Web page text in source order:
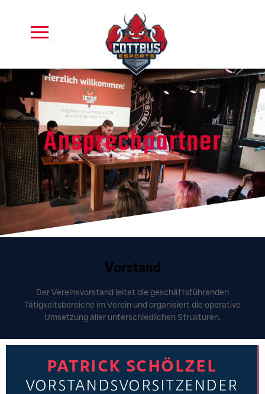
Ansprechpartner
Vorstand
Der Vereinsvorstand leitet die geschäftsführenden
Tätigkeitsbereiche im Verein und organisiert die operative
Umsetzung aller unterschiedlichen Strukturen.
PATRICK SCHÖLZEL
VORSTANDSVORSITZENDER